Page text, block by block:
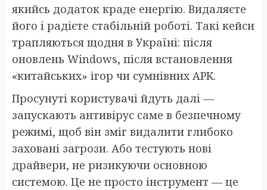
якийсь додаток краде енергію. Видаляєте
його і радієте стабільній роботі. Такі кейси
трапляються щодня в Україні: після
оновлень Windows, після встановлення
«китайських» ігор чи сумнівних APK.
Просунуті користувачі йдуть далі —
запускають антивірус саме в безпечному
режимі, щоб він зміг видалити глибоко
заховані загрози. Або тестують нові
драйвери, не ризикуючи основною
системою. Це не просто інструмент — це